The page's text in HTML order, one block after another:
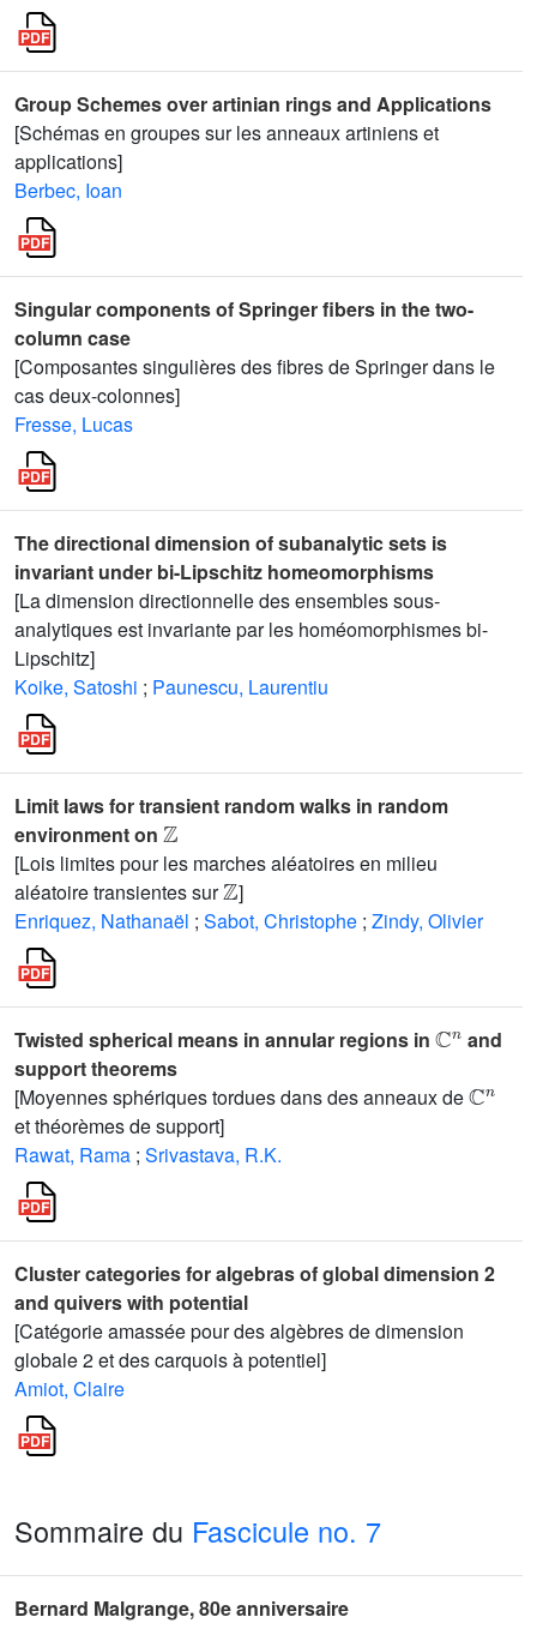
Group Schemes over artinian rings and Applications
[Schémas en groupes sur les anneaux artiniens et
applications]
Berbec, Ioan
Singular components of Springer fibers in the two-
column case
[Composantes singulières des fibres de Springer dans le
cas deux-colonnes]
Fresse, Lucas
The directional dimension of subanalytic sets is
invariant under bi-Lipschitz homeomorphisms
[La dimension directionnelle des ensembles sous-
analytiques est invariante par les homéomorphismes bi-
Lipschitz]
Koike, Satoshi ; Paunescu, Laurentiu
Limit laws for transient random walks in random
environment on
ℤ
[Lois limites pour les marches aléatoires en milieu
aléatoire transientes sur
ℤ
]
Enriquez, Nathanaël ; Sabot, Christophe ; Zindy, Olivier
Twisted spherical means in annular regions in
and
support theorems
[Moyennes sphériques tordues dans des anneaux de
et théorèmes de support]
Rawat, Rama ; Srivastava, R.K.
Cluster categories for algebras of global dimension 2
and quivers with potential
[Catégorie amassée pour des algèbres de dimension
globale 2 et des carquois à potentiel]
Amiot, Claire
Sommaire du Fascicule no. 7
Bernard Malgrange, 80e anniversaire